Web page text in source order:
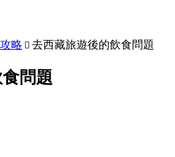
略  去西藏旅遊後的飲食問題
問題